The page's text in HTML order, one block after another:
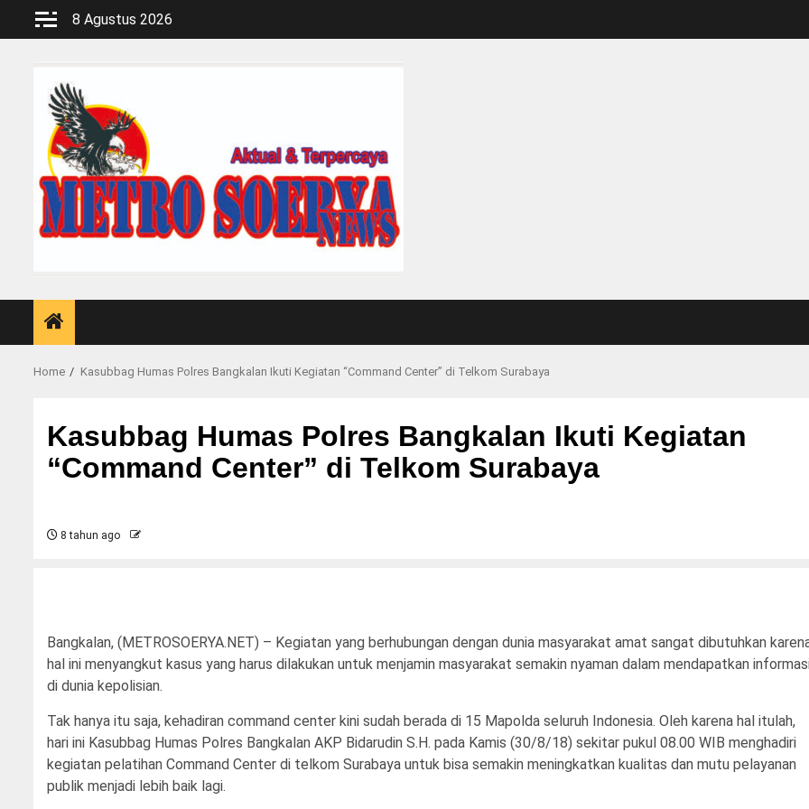
8 Agustus 2026
Home Kasubbag Humas Polres Bangkalan Ikuti Kegiatan “Command Center” di Telkom Surabaya
Kasubbag Humas Polres Bangkalan Ikuti Kegiatan
“Command Center” di Telkom Surabaya
8 tahun ago
Bangkalan, (METROSOERYA.NET) – Kegiatan yang berhubungan dengan dunia masyarakat amat sangat dibutuhkan
hal ini menyangkut kasus yang harus dilakukan untuk menjamin masyarakat semakin nyaman dalam mendapatkan
di dunia kepolisian.
Tak hanya itu saja, kehadiran command center kini sudah berada di 15 Mapolda seluruh Indonesia. Oleh karena hal itulah,
hari ini Kasubbag Humas Polres Bangkalan AKP Bidarudin S.H. pada Kamis (30/8/18) sekitar pukul 08.00 WIB menghadiri
kegiatan pelatihan Command Center di telkom Surabaya untuk bisa semakin meningkatkan kualitas dan mutu pelayanan
publik menjadi lebih baik lagi.